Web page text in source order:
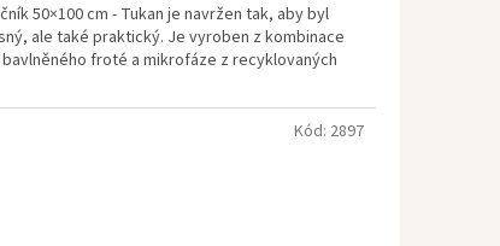
50×100 cm - Tukan je navržen tak, aby byl
ale také praktický. Je vyroben z kombinace
froté a mikrofáze z recyklovaných
Kód: 2897